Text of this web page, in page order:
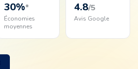
30%*
Économies
moyennes
4.8/5
Avis Google